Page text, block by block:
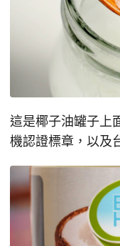
這是椰子油罐子上
機認證標章，以及